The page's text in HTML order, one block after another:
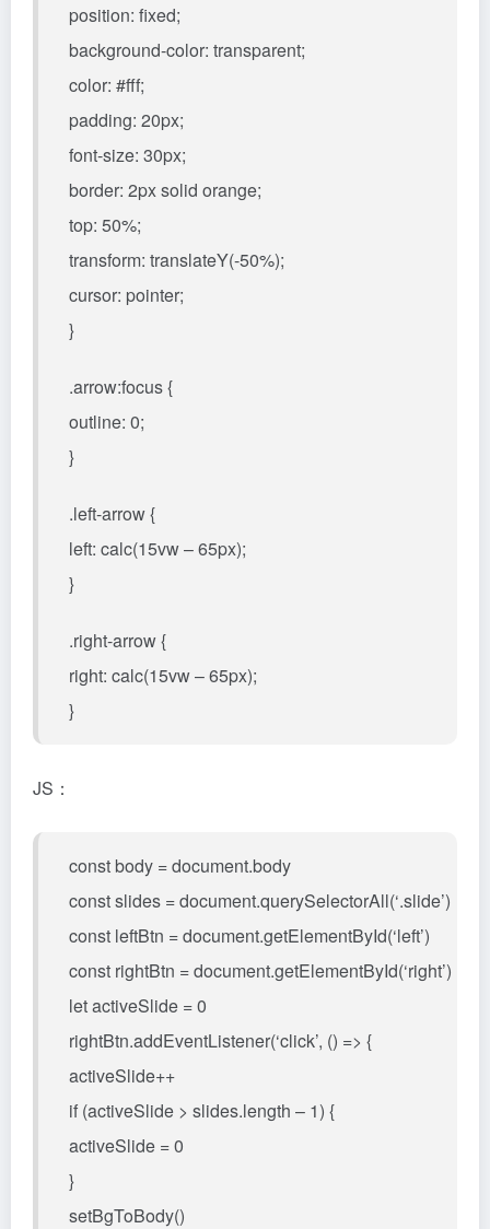
position: fixed;
background-color: transparent;
color: #fff;
padding: 20px;
font-size: 30px;
border: 2px solid orange;
top: 50%;
transform: translateY(-50%);
cursor: pointer;
}
.arrow:focus {
outline: 0;
}
.left-arrow {
left: calc(15vw – 65px);
}
.right-arrow {
right: calc(15vw – 65px);
}
JS：
const body = document.body
const slides = document.querySelectorAll(‘.slide’)
const leftBtn = document.getElementById(‘left’)
const rightBtn = document.getElementById(‘right’)
let activeSlide = 0
rightBtn.addEventListener(‘click’, () => {
activeSlide++
if (activeSlide > slides.length – 1) {
activeSlide = 0
}
setBgToBody()